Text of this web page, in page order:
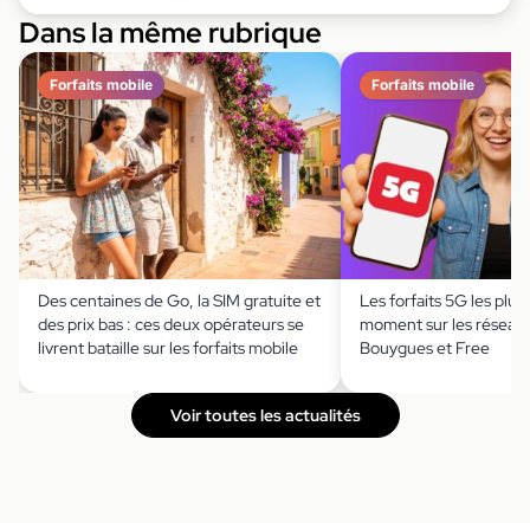
Dans la même rubrique
Forfaits mobile
Des centaines de Go, la SIM gratuite et
des prix bas : ces deux opérateurs se
livrent bataille sur les forfaits mobile
Forfaits mobile
Les forfaits 5G les
moment sur les
Bouygues et Free
Voir toutes les actualités